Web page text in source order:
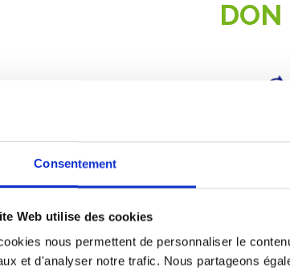
Consentement
Web utilise des cookies
nous permettent de personnaliser le
et d'analyser notre trafic. Nous partageons
DON